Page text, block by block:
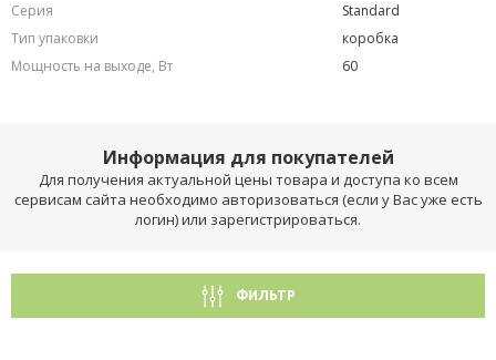
Серия
Standard
Тип упаковки
коробка
Мощность на выходе, Вт
60
Информация для покупателей
Для получения актуальной цены товара и доступа ко всем
сервисам сайта необходимо авторизоваться (если у Вас уже есть
логин) или зарегистрироваться.
ФИЛЬТР